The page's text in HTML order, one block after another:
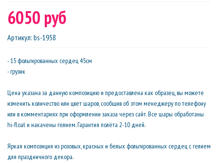
6050 руб
Артикул: bs-1958
- 15 фольгированных сердец 45см
- грузик
Цена указана за данную композицию и предоставлена как образец, вы можете
изменить количество или цвет шаров, сообщив об этом менеджеру по телефону
или в комментариях при оформлении заказа через сайт. Все шары обработаны
hi-float и накачены гелием. Гарантия полёта 2-10 дней.
Яркая композиция из розовых, красных и белых фольгированных сердец с гелием
для праздничного декора.